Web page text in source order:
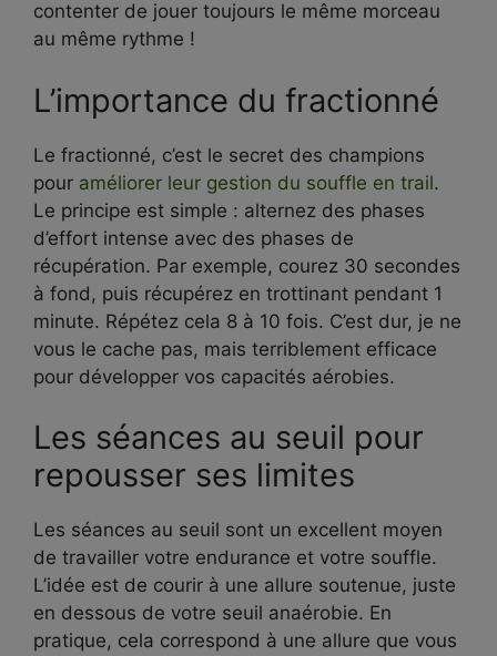
contenter de jouer toujours le même morceau
au même rythme !
L’importance du fractionné
Le fractionné, c’est le secret des champions
pour améliorer leur gestion du souffle en trail.
Le principe est simple : alternez des phases
d’effort intense avec des phases de
récupération. Par exemple, courez 30 secondes
à fond, puis récupérez en trottinant pendant 1
minute. Répétez cela 8 à 10 fois. C’est dur, je ne
vous le cache pas, mais terriblement efficace
pour développer vos capacités aérobies.
Les séances au seuil pour
repousser ses limites
Les séances au seuil sont un excellent moyen
de travailler votre endurance et votre souffle.
L’idée est de courir à une allure soutenue, juste
en dessous de votre seuil anaérobie. En
pratique, cela correspond à une allure que vous